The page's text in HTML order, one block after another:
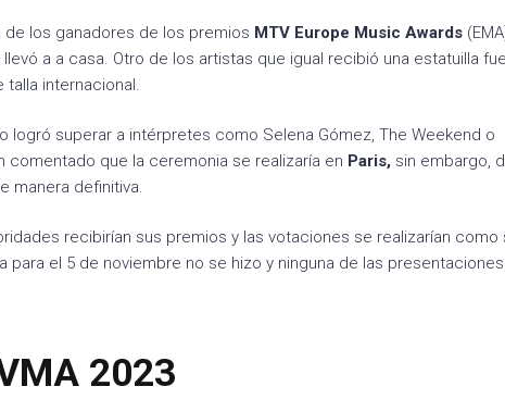
los ganadores de los premios MTV Europe Music Awards
a a casa. Otro de los artistas que igual recibió una estatuilla fue
internacional.
logró superar a intérpretes como Selena Gómez, The Weekend o
que la ceremonia se realizaría en Paris, sin embargo,
manera definitiva.
recibirían sus premios y las votaciones se realizarían como
para el 5 de noviembre no se hizo y ninguna de las
2023